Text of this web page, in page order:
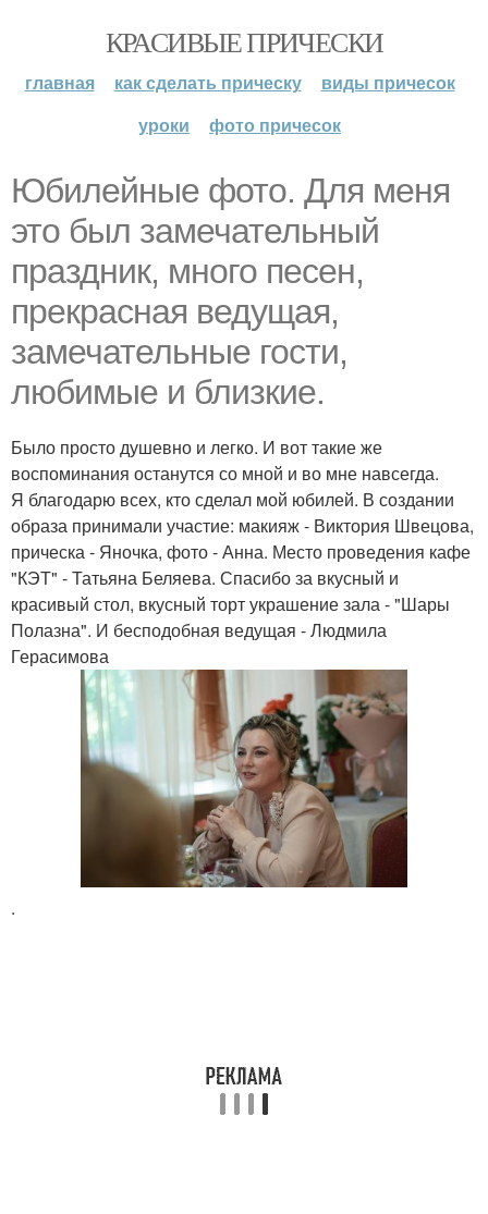
КРАСИВЫЕ ПРИЧЕСКИ
главная как сделать прическу
виды причесок
уроки
фото причесок
Юбилейные фото. Для меня
это был замечательный
праздник, много песен,
прекрасная ведущая,
замечательные гости,
любимые и близкие.
Было просто душевно и легко. И вот такие же
воспоминания останутся со мной и во мне навсегда.
Я благодарю всех, кто сделал мой юбилей. В создании
образа принимали участие: макияж - Виктория Швецова,
прическа - Яночка, фото - Анна. Место проведения кафе
"КЭТ" - Татьяна Беляева. Спасибо за вкусный и
красивый стол, вкусный торт украшение зала - "Шары
Полазна". И бесподобная ведущая - Людмила
Герасимова
.